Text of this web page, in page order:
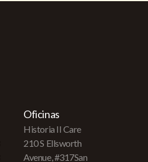
Oficinas
Historia II Care
210 S Ellsworth
Avenue, #317San